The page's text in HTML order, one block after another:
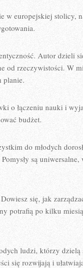
w europejskiej stolicy,
Autor dzieli
od rzeczywistości. W
planie.
o łączeniu nauki i
budżet.
do młodych
są uniwersalne,
się, jak
potrafią po kilku
ludzi, którzy
się rozwijają i